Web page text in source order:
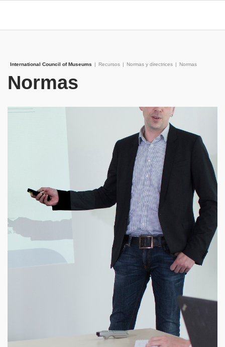
International Council of Museums | Recursos | Normas y directrices | Normas
Normas